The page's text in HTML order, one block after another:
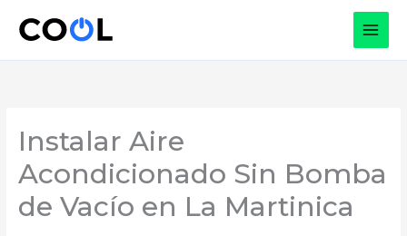
Instalar Aire
Acondicionado Sin Bomba
de Vacío en La Martinica